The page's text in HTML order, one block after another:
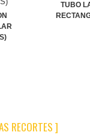
TUBO
RECORTES ]